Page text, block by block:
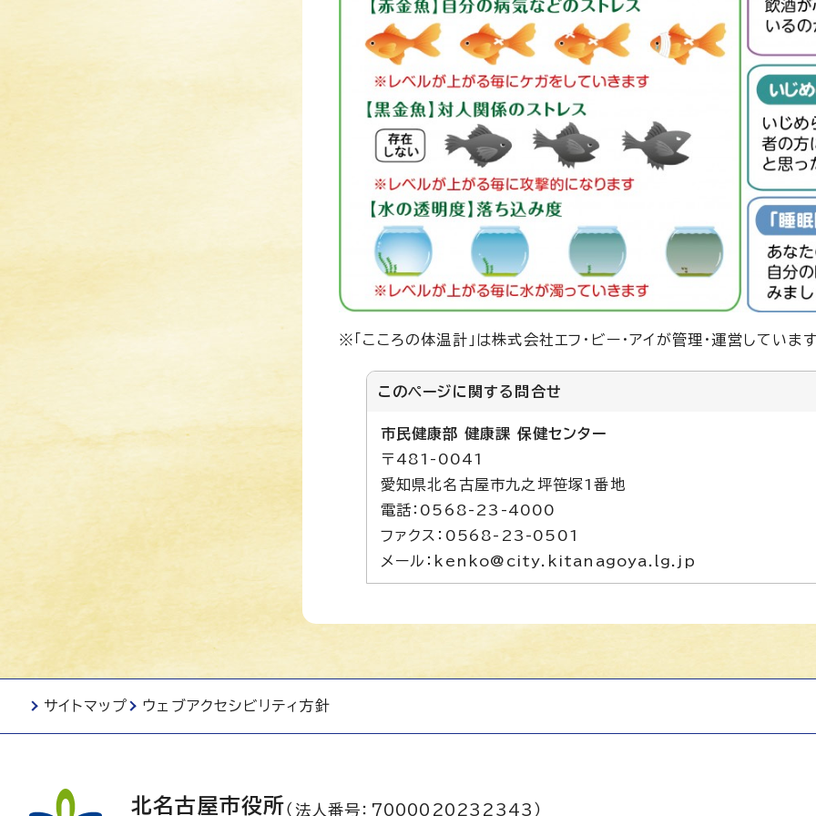
※「こころの体温計」は株式会社エフ・ビー・アイが管理・運営していま
このページに関する 問合せ
市民健康部 健康課 保健センター
〒481-0041
愛知県北名古屋市九之坪笹塚1番地
電話：0568-23-4000
ファクス：0568-23-0501
メール：kenko@city.kitanagoya.lg.jp
サイトマップ ウェブアクセシビリティ方針
北名古屋市役所（法人番号：7000020232343）